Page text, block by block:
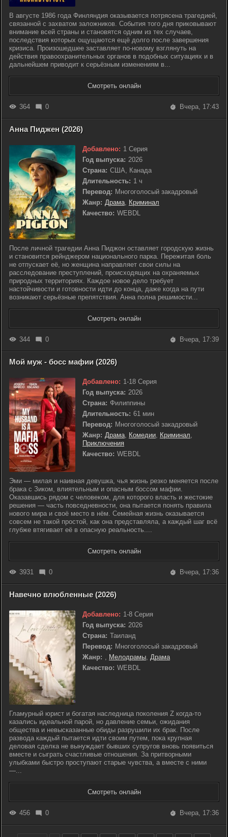
В августе 1986 года Финляндия оказывается потрясена трагедией,
связанной с захватом заложников. События того дня приковывают
внимание всей страны и становятся одним из тех случаев,
последствия которых ощущаются ещё долго после завершения
кризиса. Произошедшее заставляет по-новому взглянуть на
действия правоохранительных органов в подобных ситуациях и в
дальнейшем приводит к серьёзным изменениям в...
Смотреть онлайн
364 0 Вчера, 17:43
Анна Пиджен (2026)
Добавлено: 1 Серия
Год выпуска: 2026
Страна: США, Канада
Длительность: 1 ч
Перевод: Многоголосый закадровый
Жанр: Драма, Криминал
Качество: WEBDL
После личной трагедии Анна Пиджон оставляет городскую жизнь
и становится рейнджером национального парка. Пережитая боль
не отпускает её, но женщина направляет свои силы на
расследование преступлений, происходящих на охраняемых
природных территориях. Каждое новое дело требует
настойчивости и готовности идти до конца, даже когда на пути
возникают серьёзные препятствия. Анна полна решимости...
Смотреть онлайн
344 0 Вчера, 17:39
Мой муж - босс мафии (2026)
Добавлено: 1-18 Серия
Год выпуска: 2026
Страна: Филиппины
Длительность: 61 мин
Перевод: Многоголосый закадровый
Жанр: Драма, Комедии, Криминал,
Приключения
Качество: WEBDL
Эми — милая и наивная девушка, чья жизнь резко меняется после
брака с Зиком, влиятельным и опасным боссом мафии.
Оказавшись рядом с человеком, для которого власть и жестокие
решения — часть повседневности, она пытается понять правила
нового мира и своё место в нём. Семейная жизнь оказывается
совсем не такой простой, как она представляла, а каждый шаг всё
глубже втягивает её в опасную реальность....
Смотреть онлайн
3931 0 Вчера, 17:36
Навечно влюбленные (2026)
Добавлено: 1-8 Серия
Год выпуска: 2026
Страна: Таиланд
Перевод: Многоголосый закадровый
Жанр: , Мелодрамы, Драма
Качество: WEBDL
Гламурный юрист и богатая наследница поколения Z когда-то
казались идеальной парой, но давление семьи, ожидания
общества и невысказанные обиды разрушили их брак. После
развода каждый пытается идти своим путем, пока крупная
деловая сделка не вынуждает бывших супругов вновь появиться
вместе и сыграть счастливые отношения. За притворными
улыбками быстро проступают старые чувства, а вместе с ними
—...
Смотреть онлайн
456 0 Вчера, 17:36